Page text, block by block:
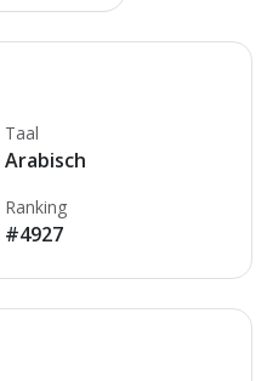
Taal
Arabisch
Ranking
#4927